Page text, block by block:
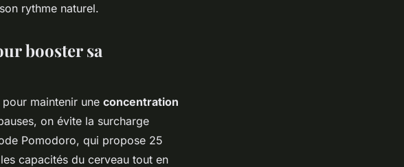
rythme naturel.
booster sa
maintenir une concentration
on évite la surcharge
Pomodoro, qui propose 25
capacités du cerveau tout en